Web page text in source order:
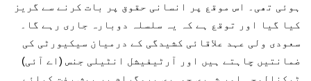
ہوئی تھی۔ اس موقع پر انسانی حقوق پر بات کرنے سے گریز
کیا گیا اور توقع ہے کہ یہ سلسلہ دوبارہ جاری رہے گا۔
سعودی ولی عہد علاقائی کشیدگی کے درمیان سیکیورٹی کی
ضمانتیں چاہتے ہیں اور آرٹیفیشل انٹیلی جنس (اے آئی)
ٹیکنالوجی اور شہری جوہری پروگرام پر پیش رفت کیلئے